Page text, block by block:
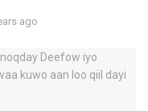
ago